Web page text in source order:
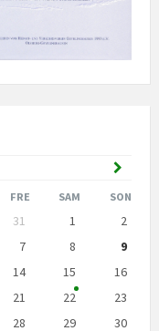
Monat
FRE SAM SON
31 1
2
7 8
9
14 15
16
21 22
23
28 29
30